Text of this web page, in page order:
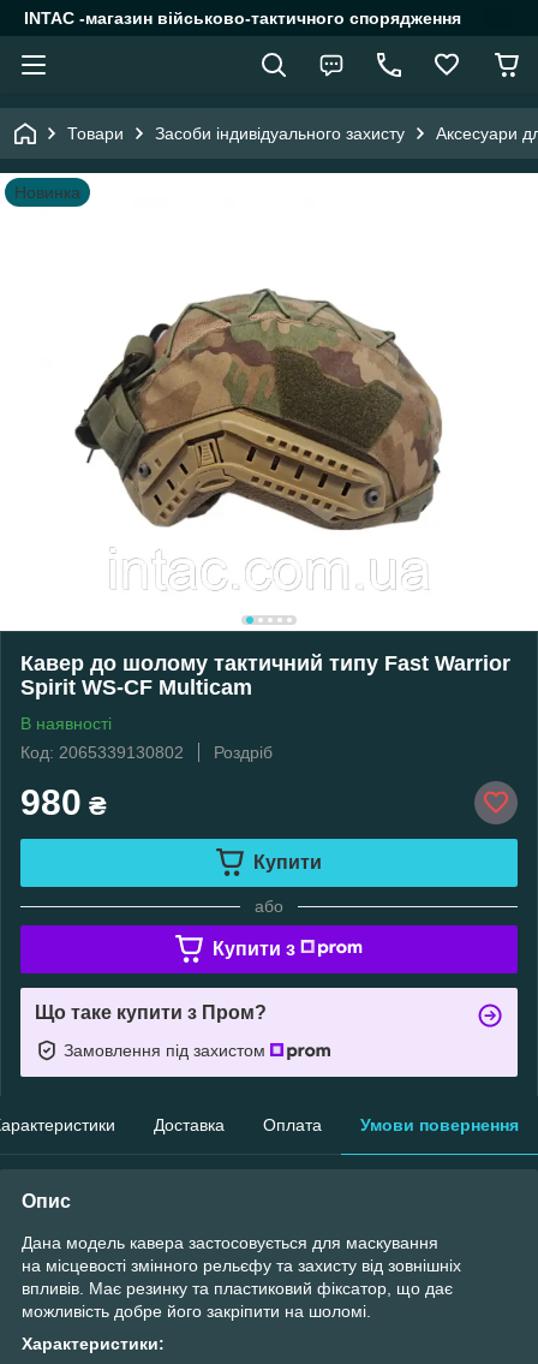
INTAC -магазин військово-тактичного спорядження
Товари Засоби індивідуального захисту Аксесуари
Новинка
Кавер до шолому тактичний типу Fast Warrior
Spirit WS-CF Multicam
В наявності
Код: 2065339130802
Роздріб
980 ₴
Купити
або
Купити з
Що таке купити з Пром?
Замовлення під захистом
Доставка Оплата Умови повернення
Опис
Дана модель кавера застосовується для маскування
на місцевості змінного рельєфу та захисту від зовнішніх
впливів. Має резинку та пластиковий фіксатор, що дає
можливість добре його закріпити на шоломі.
Характеристики: